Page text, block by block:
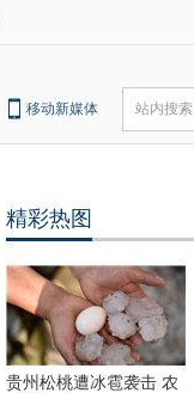
移动新媒体 站内搜索
精彩热图
贵州松桃遭冰雹袭击 农